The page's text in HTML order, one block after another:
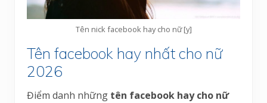
Tên nick facebook hay cho nữ [y]
Tên facebook hay nhất cho nữ
2026
Điểm danh những tên facebook hay cho nữ